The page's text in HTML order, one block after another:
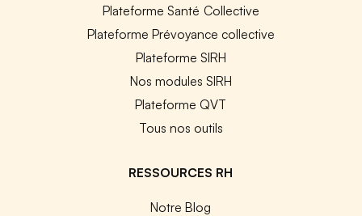
Plateforme Santé Collective
Plateforme Prévoyance collective
Plateforme SIRH
Nos modules SIRH
Plateforme QVT
Tous nos outils
RESSOURCES RH
Notre Blog